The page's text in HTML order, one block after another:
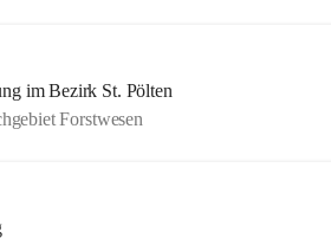
im Bezirk St. Pölten
Forstwesen